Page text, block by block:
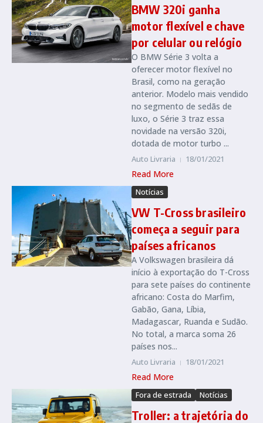
BMW 320i ganha
motor flexível e chave
por celular ou relógio
O BMW Série 3 volta a
oferecer motor flexível no
Brasil, como na geração
anterior. Modelo mais vendido
no segmento de sedãs de
luxo, o Série 3 traz essa
novidade na versão 320i,
dotada de motor turbo ...
Auto Livraria 18/01/2021
Read More
Notícias
VW T-Cross brasileiro
começa a seguir para
países africanos
A Volkswagen brasileira dá
início à exportação do T-Cross
para sete países do continente
africano: Costa do Marfim,
Gabão, Gana, Líbia,
Madagascar, Ruanda e Sudão.
No total, a marca soma 26
países nos...
Auto Livraria 18/01/2021
Read More
Fora de estrada Notícias
Troller: a trajetória do